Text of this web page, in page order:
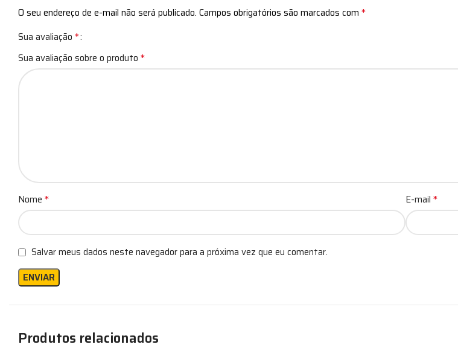
O seu endereço de e-mail não será publicado. Campos obrigatórios são marcados com *
Sua avaliação *
Sua avaliação sobre o produto *
Nome * E-mail *
Salvar meus dados neste navegador para a próxima vez que eu comentar.
Produtos relacionados